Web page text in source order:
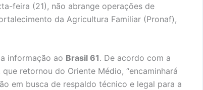
feira (21), não abrange operações de
da Agricultura Familiar (Pronaf),
informação ao Brasil 61. De acordo com a
retornou do Oriente Médio, “encaminhará
em busca de respaldo técnico e legal para a